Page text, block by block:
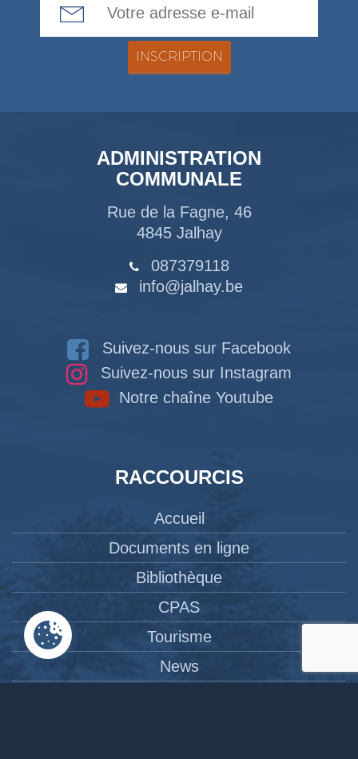
ADMINISTRATION
COMMUNALE
Rue de la Fagne, 46
4845 Jalhay
087379118
info@jalhay.be
Suivez-nous sur Facebook
Suivez-nous sur Instagram
Notre chaîne Youtube
RACCOURCIS
Accueil
Documents en ligne
Bibliothèque
CPAS
Tourisme
News